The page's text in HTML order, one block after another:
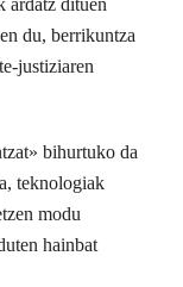
du, berrikuntza
justiziaren
bihurtuko da
teknologiak
modu
hainbat